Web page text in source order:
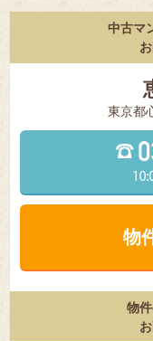
中古マ
東京都
物
物